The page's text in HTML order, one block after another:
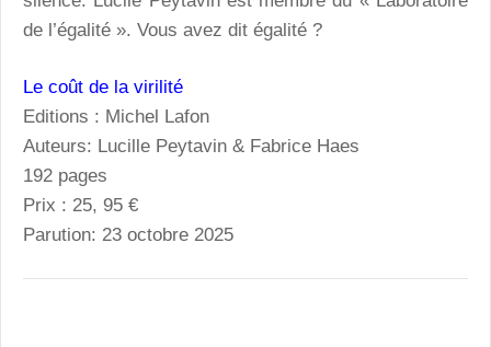
de l’égalité ». Vous avez dit égalité ?
Le coût de la virilité
Editions : Michel Lafon
Auteurs: Lucille Peytavin & Fabrice Haes
192 pages
Prix : 25, 95 €
Parution: 23 octobre 2025